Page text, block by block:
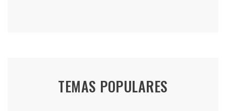
TEMAS POPULARES